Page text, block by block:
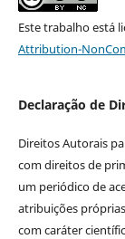
Este trabalho está
Attribution-
Declaração de
Direitos Autorais
com direitos de
um periódico de
atribuições
com caráter